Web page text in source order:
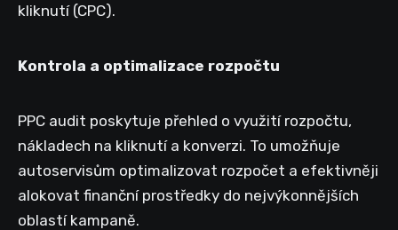
kliknutí (CPC).
Kontrola a optimalizace rozpočtu
PPC audit poskytuje přehled o využití rozpočtu,
nákladech na kliknutí a konverzi. To umožňuje
autoservisům optimalizovat rozpočet a efektivněji
alokovat finanční prostředky do nejvýkonnějších
oblastí kampaně.